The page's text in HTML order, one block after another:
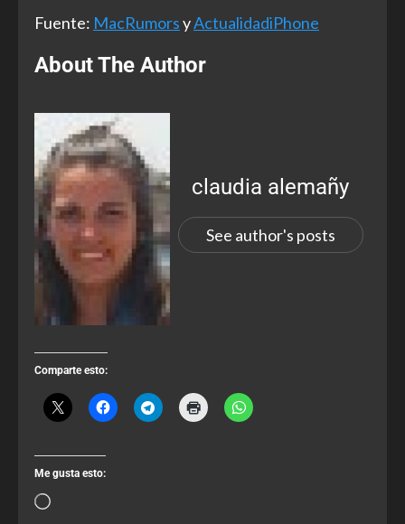
Fuente: MacRumorsyActualidadiPhone
About The Author
claudia alemañy
See author's posts
Comparte esto:
Me gusta esto: